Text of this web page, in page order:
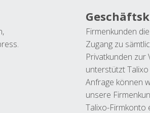
Firmenkunden
Zugang zu
Privatkunden zur
unterstützt
Anfrage können
unsere
Talixo-Firmkonto